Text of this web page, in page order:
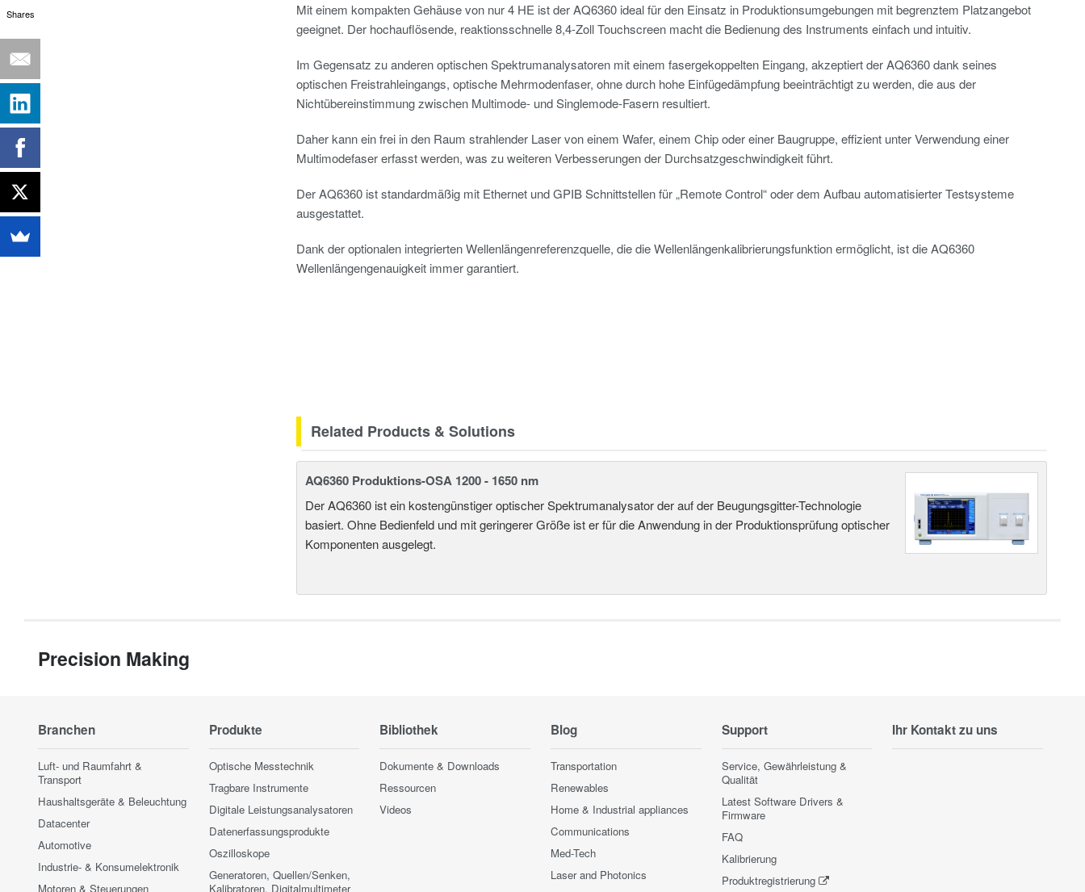
Mit einem kompakten Gehäuse von nur 4 HE ist der AQ6360 ideal für den Einsatz in Produktionsumgebungen mit begrenztem Platzangebot
geeignet. Der hochauflösende, reaktionsschnelle 8,4-Zoll Touchscreen macht die Bedienung des Instruments einfach und intuitiv.
Im Gegensatz zu anderen optischen Spektrumanalysatoren mit einem fasergekoppelten Eingang, akzeptiert der AQ6360 dank seines
optischen Freistrahleingangs, optische Mehrmodenfaser, ohne durch hohe Einfügedämpfung beeinträchtigt zu werden, die aus der
Nichtübereinstimmung zwischen Multimode- und Singlemode-Fasern resultiert.
Daher kann ein frei in den Raum strahlender Laser von einem Wafer, einem Chip oder einer Baugruppe, effizient unter Verwendung einer
Multimodefaser erfasst werden, was zu weiteren Verbesserungen der Durchsatzgeschwindigkeit führt.
Der AQ6360 ist standardmäßig mit Ethernet und GPIB Schnittstellen für „Remote Control“ oder dem Aufbau automatisierter Testsysteme
ausgestattet.
Dank der optionalen integrierten Wellenlängenreferenzquelle, die die Wellenlängenkalibrierungsfunktion ermöglicht, ist die AQ6360
Wellenlängengenauigkeit immer garantiert.
Related Products & Solutions
AQ6360 Produktions-OSA 1200 - 1650 nm
Der AQ6360 ist ein kostengünstiger optischer Spektrumanalysator der auf der Beugungsgitter-Technologie
basiert. Ohne Bedienfeld und mit geringerer Größe ist er für die Anwendung in der Produktionsprüfung optischer
Komponenten ausgelegt.
Precision Making
Branchen
Luft- und Raumfahrt &
Transport
Haushaltsgeräte & Beleuchtung
Datacenter
Automotive
Industrie- & Konsumelektronik
Motoren & Steuerungen
Produkte
Optische Messtechnik
Tragbare Instrumente
Digitale Leistungsanalysatoren
Datenerfassungsprodukte
Oszilloskope
Generatoren, Quellen/Senken,
Kalibratoren, Digitalmultimeter
Bibliothek
Dokumente & Downloads
Ressourcen
Videos
Blog
Transportation
Renewables
Home & Industrial appliances
Communications
Med-Tech
Laser and Photonics
Support
Service, Gewährleistung &
Qualität
Latest Software Drivers &
Firmware
FAQ
Kalibrierung
Produktregistrierung
Ihr Kontakt zu uns
Shares